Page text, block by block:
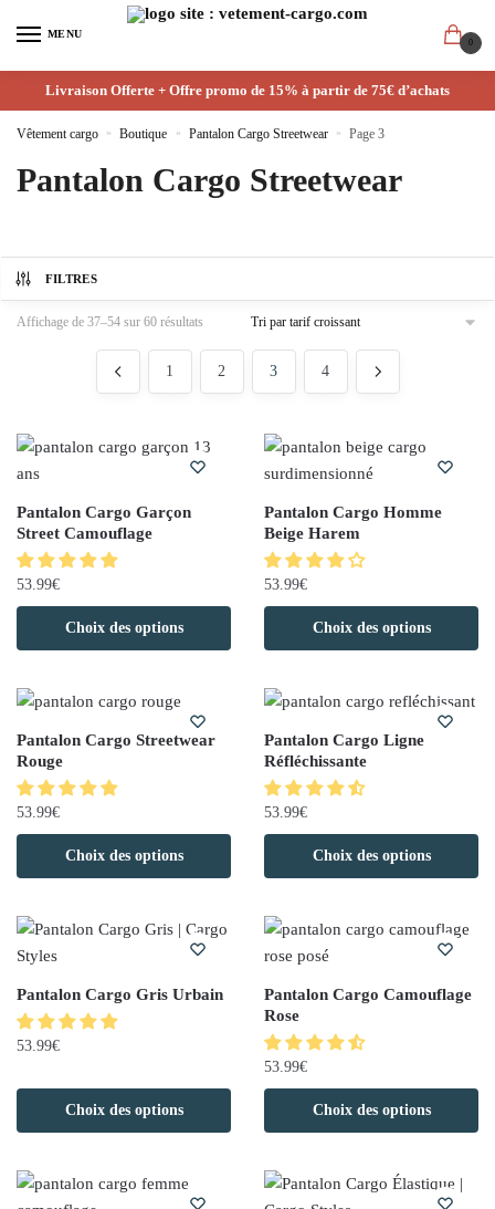
MENU
0
Livraison Offerte + Offre promo de 15% à partir de 75€ d’achats
Vêtement cargo » Boutique » Pantalon Cargo Streetwear » Page 3
Pantalon Cargo Streetwear
FILTRES
Affichage de 37–54 sur 60 résultats
1 2 3 4
Pantalon Cargo Garçon
Street Camouflage
53.99€
Choix des options
Pantalon Cargo Homme
Beige Harem
53.99€
Choix des options
Pantalon Cargo Streetwear
Rouge
53.99€
Choix des options
Pantalon Cargo Ligne
Réfléchissante
53.99€
Choix des options
Pantalon Cargo Gris Urbain
53.99€
Choix des options
Pantalon Cargo Camouflage
Rose
53.99€
Choix des options